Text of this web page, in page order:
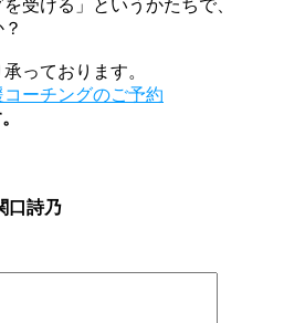
受ける」というかたちで、
っております。
ーチングのご予約
口詩乃